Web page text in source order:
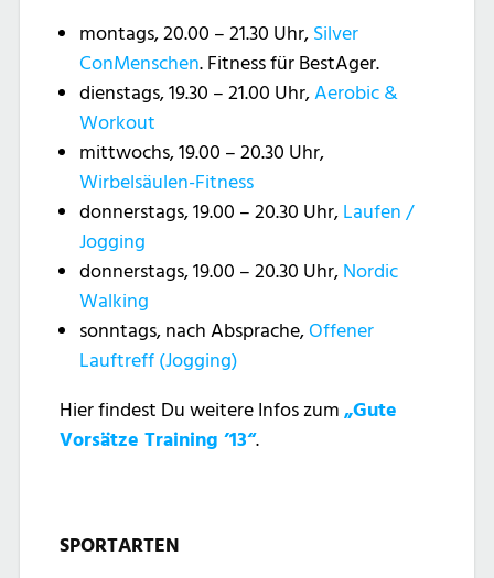
montags, 20.00 – 21.30 Uhr, Silver
ConMenschen. Fitness für BestAger.
dienstags, 19.30 – 21.00 Uhr,Aerobic &
Workout
mittwochs, 19.00 – 20.30 Uhr,
Wirbelsäulen-Fitness
donnerstags, 19.00 – 20.30 Uhr, Laufen /
Jogging
donnerstags, 19.00 – 20.30 Uhr, Nordic
Walking
sonntags, nach Absprache,Offener
Lauftreff (Jogging)
Hier findest Du weitere Infos zum „Gute
Vorsätze Training ’13“.
SPORTARTEN